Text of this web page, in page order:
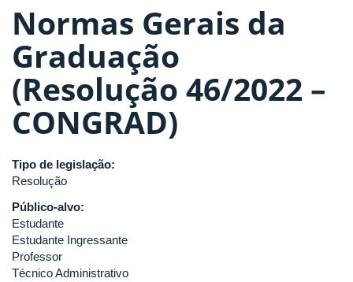
Normas Gerais da
Graduação
(Resolução 46/2022 –
CONGRAD)
Tipo de legislação:
Resolução
Público-alvo:
Estudante
Estudante Ingressante
Professor
Técnico Administrativo